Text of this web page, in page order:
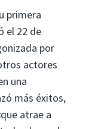
primera
el 22 de
por
actores
una
más éxitos,
que atrae a